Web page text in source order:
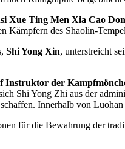
Xue Ting Men Xia Cao
Kämpfern des Shaolin-
Shi Yong Xin, unterstreicht
Instruktor der
Shi Yong Zhi aus der
Innerhalb von Luohan
für die Bewahrung der